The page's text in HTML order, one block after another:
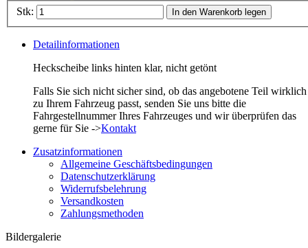
Stk:
In den Warenkorb legen
Detailinformationen
Heckscheibe links hinten klar, nicht getönt
Falls Sie sich nicht sicher sind, ob das angebotene Teil wirklich
zu Ihrem Fahrzeug passt, senden Sie uns bitte die
Fahrgestellnummer Ihres Fahrzeuges und wir überprüfen das
gerne für Sie ->Kontakt
Zusatzinformationen
Allgemeine Geschäftsbedingungen
Datenschutzerklärung
Widerrufsbelehrung
Versandkosten
Zahlungsmethoden
Bildergalerie